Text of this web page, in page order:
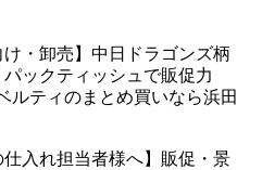
け・卸売】中日ドラゴンズ柄
ックティッシュで販促力
ルティのまとめ買いなら浜田
仕入れ担当者様へ】販促・景